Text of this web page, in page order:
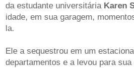
da estudante universitária Karen
idade, em sua garagem,
la.
Ele a sequestrou em um
departamentos e a levou para